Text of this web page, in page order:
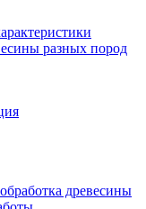
разных пород
древесины